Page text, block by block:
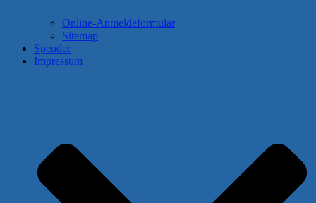
Online-Anmeldeformular
Sitemap
Spender
Impressum